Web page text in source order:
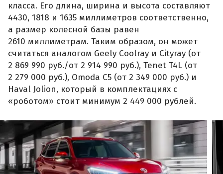
класса. Его длина, ширина и высота составляют
4430, 1818 и 1635 миллиметров соответственно,
а размер колесной базы равен
2610 миллиметрам. Таким образом, он может
считаться аналогом Geely Coolray и Cityray (от
2 869 990 руб./от 2 914 990 руб.), Tenet T4L (от
2 279 000 руб.), Omoda C5 (от 2 349 000 руб.) и
Haval Jolion, который в комплектациях с
«роботом» стоит минимум 2 449 000 рублей.